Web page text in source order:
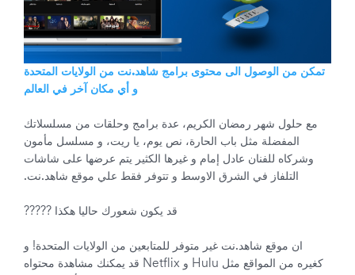
تمكن من الوصول الى محتوى برامج شاهد.نت من الولايات المتحدة
و أي مكان آخر في العالم
مع حلول شهر رمضان الكريم، عدة برامج وحلقات من مسلسلاتك
المفضلة مثل باب الحارة، نص يوم، يا ريت، و مسلسل مأمون
وشركاه للفنان عادل إمام و غيرها الكثير يتم عرضها على شاشات
التلفاز في الشرق الاوسط و تتوفر فقط علي موقع شاهد.نت.
قد يكون شعورك حاليا هكذا ?????
ان موقع شاهد.نت غير متوفر للمتابعين من الولايات المتحدة! و
كغيره من المواقع مثل Hulu و Netflix قد يمكنك مشاهدة محتواه